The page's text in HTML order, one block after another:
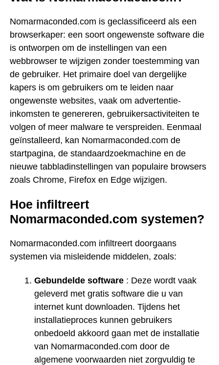
Nomarmaconded.com is geclassificeerd als een
browserkaper: een soort ongewenste software die
is ontworpen om de instellingen van een
webbrowser te wijzigen zonder toestemming van
de gebruiker. Het primaire doel van dergelijke
kapers is om gebruikers om te leiden naar
ongewenste websites, vaak om advertentie-
inkomsten te genereren, gebruikersactiviteiten te
volgen of meer malware te verspreiden. Eenmaal
geïnstalleerd, kan Nomarmaconded.com de
startpagina, de standaardzoekmachine en de
nieuwe tabbladinstellingen van populaire browsers
zoals Chrome, Firefox en Edge wijzigen.
Hoe infiltreert
Nomarmaconded.com systemen?
Nomarmaconded.com infiltreert doorgaans
systemen via misleidende middelen, zoals:
Gebundelde software : Deze wordt vaak
geleverd met gratis software die u van
internet kunt downloaden. Tijdens het
installatieproces kunnen gebruikers
onbedoeld akkoord gaan met de installatie
van Nomarmaconded.com door de
algemene voorwaarden niet zorgvuldig te